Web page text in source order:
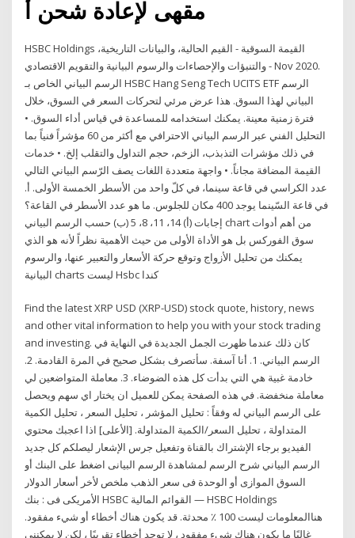
مقهى لإعادة شحن أ
HSBC Holdings القيمة السوقية - القيم الحالية، والبيانات التاريخية،
والتنبؤات والإحصاءات والرسوم البيانية والتقويم الاقتصادي - Nov 2020.
الرسم البياني الخاص بـ HSBC Hang Seng Tech UCITS ETF الرسم
البياني لهذا السوق. هذا عرض مرئي لتحركات السعر في السوق، خلال
فترة زمنية معينة. يمكنك استخدامه للمساعدة في قياس أداء السوق. •
التحليل الفني عبر الرسم البياني الاحترافي مع أكثر من 60 مؤشراً فنياً بما
في ذلك مؤشرات التذبذب، الزخم، حجم التداول والتقلب إلخ. • خدمات
القيمة المضافة مجاناً. • واجهة متعددة اللغات يصف الرّسم البياني التالي
عدد الكراسي في قاعة سينما، في كلّ واحد من الأسطر الخمسة الأولى. أ.
في قاعة السّينما يوجد 400 مكان للجلوس. ما هو عدد الأسطر في القاعة؟
إجابات (أ) 14، 11، 8، 5 (ب) حسب الرسم البياني chart من أهم أدوات
سوق الفوركس بل هو الأداة الأولى من حيث الأهمية نظراً لأنه هو الذي
يمكنك من تحليل الأزواج وتوقع حركة الأسعار والتعبير عنها، والرسوم
البيانية charts ليست Hsbc كندا
Find the latest XRP USD (XRP-USD) stock quote, history, news
and other vital information to help you with your stock trading
and investing. كان ذلك عندما ظهرت الجمل الجديدة في النهاية في
الرسم البياني. 1. أنا آسفة. سأتصرف بشكل صحيح في المرة القادمة. 2.
خادمة غبية هي التي بدأت كل هذه الضوضاء. 3. معاملة المتواضعين لي
معاملة منخفضة. في هذه الصفحة يمكن للعميل ان يختار اي سهم ويحصل
على الرسم البياني له وفقاً : تحليل المؤشر ، تحليل السعر ، تحليل الكمية
المتداولة ، تحليل السعر/الكمية المتداولة. [الأعلى] اذا اعجبك محتوي
الفيديو برجاء الإشتراك بالقناة وتفعيل جرس الإشعار ليصلكم كل جديد
الرسم البياني شرح الرسم لمشاهدة الرسم البيانى اضغط على البنك أو
السوق الموازى أو الوحدة فى سعر الذهب ملخص لأخر أسعار الدولار
الأمريكى فى : بنك HSBC القوائم المالية — HSBC Holdings
هناالمعلومات ليست 100 ٪ محدثة. قد يكون هناك أخطاء أو شيء مفقود.
غالبًا ما يكون هناك شيء مفقود ، لا توجد أخطاء تقريبًا ، لكن لا يمكنني